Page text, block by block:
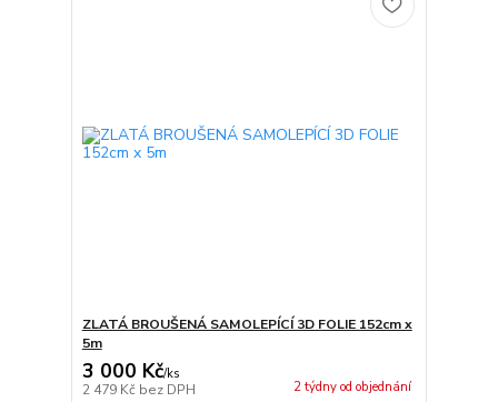
ZLATÁ BROUŠENÁ SAMOLEPÍCÍ 3D FOLIE 152cm x
5m
3 000 Kč/ks
2 479 Kč bez DPH 2 týdny od objednání